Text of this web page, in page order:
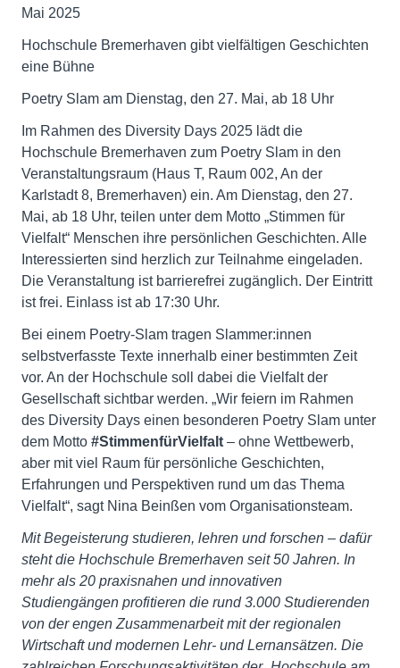
Mai 2025
Hochschule Bremerhaven gibt vielfältigen Geschichten
eine Bühne
Poetry Slam am Dienstag, den 27. Mai, ab 18 Uhr
Im Rahmen des Diversity Days 2025 lädt die
Hochschule Bremerhaven zum Poetry Slam in den
Veranstaltungsraum (Haus T, Raum 002, An der
Karlstadt 8, Bremerhaven) ein. Am Dienstag, den 27.
Mai, ab 18 Uhr, teilen unter dem Motto „Stimmen für
Vielfalt“ Menschen ihre persönlichen Geschichten. Alle
Interessierten sind herzlich zur Teilnahme eingeladen.
Die Veranstaltung ist barrierefrei zugänglich. Der Eintritt
ist frei. Einlass ist ab 17:30 Uhr.
Bei einem Poetry-Slam tragen Slammer:innen
selbstverfasste Texte innerhalb einer bestimmten Zeit
vor. An der Hochschule soll dabei die Vielfalt der
Gesellschaft sichtbar werden. „Wir feiern im Rahmen
des Diversity Days einen besonderen Poetry Slam unter
dem Motto #StimmenfürVielfalt – ohne Wettbewerb,
aber mit viel Raum für persönliche Geschichten,
Erfahrungen und Perspektiven rund um das Thema
Vielfalt“, sagt Nina Beinßen vom Organisationsteam.
Mit Begeisterung studieren, lehren und forschen – dafür
steht die Hochschule Bremerhaven seit 50 Jahren. In
mehr als 20 praxisnahen und innovativen
Studiengängen profitieren die rund 3.000 Studierenden
von der engen Zusammenarbeit mit der regionalen
Wirtschaft und modernen Lehr- und Lernansätzen. Die